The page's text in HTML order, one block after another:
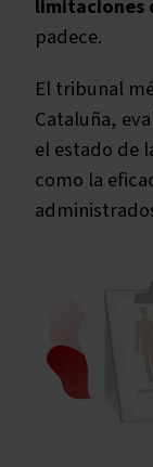
limitaciones
padece.
El tribunal
Cataluña,
el estado de
como la